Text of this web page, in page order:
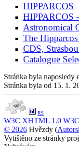
HIPPARCOS
HIPPARCOS
Astronomical
The
CDS,
Catalogue
Stránka byla naposledy
Stránka byla od 15. 1.
RS
W3C XHTML 1.0 W3C
© 2026 Hvězdy (
Vytištěno ze stránky